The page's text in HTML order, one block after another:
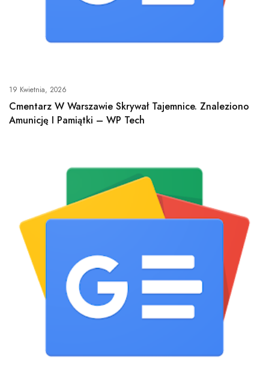
19 Kwietnia, 2026
Cmentarz W Warszawie Skrywał Tajemnice. Znaleziono
Amunicję I Pamiątki – WP Tech